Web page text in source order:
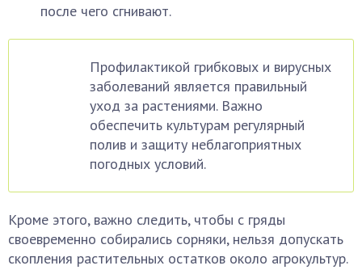
после чего сгнивают.
Профилактикой грибковых и вирусных
заболеваний является правильный
уход за растениями. Важно
обеспечить культурам регулярный
полив и защиту неблагоприятных
погодных условий.
Кроме этого, важно следить, чтобы с гряды
своевременно собирались сорняки, нельзя допускать
скопления растительных остатков около агрокультур.